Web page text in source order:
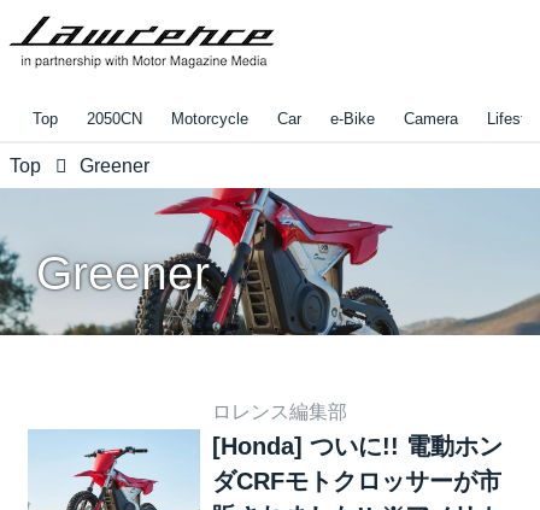
Top 2050CN Motorcycle Car e-Bike Camera
Top Greener
Greener
ロレンス編集部
[Honda] ついに!! 電動ホン
ダCRFモトクロッサーが市